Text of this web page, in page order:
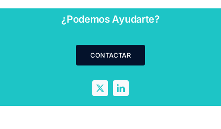
¿Podemos Ayudarte?
CONTACTAR